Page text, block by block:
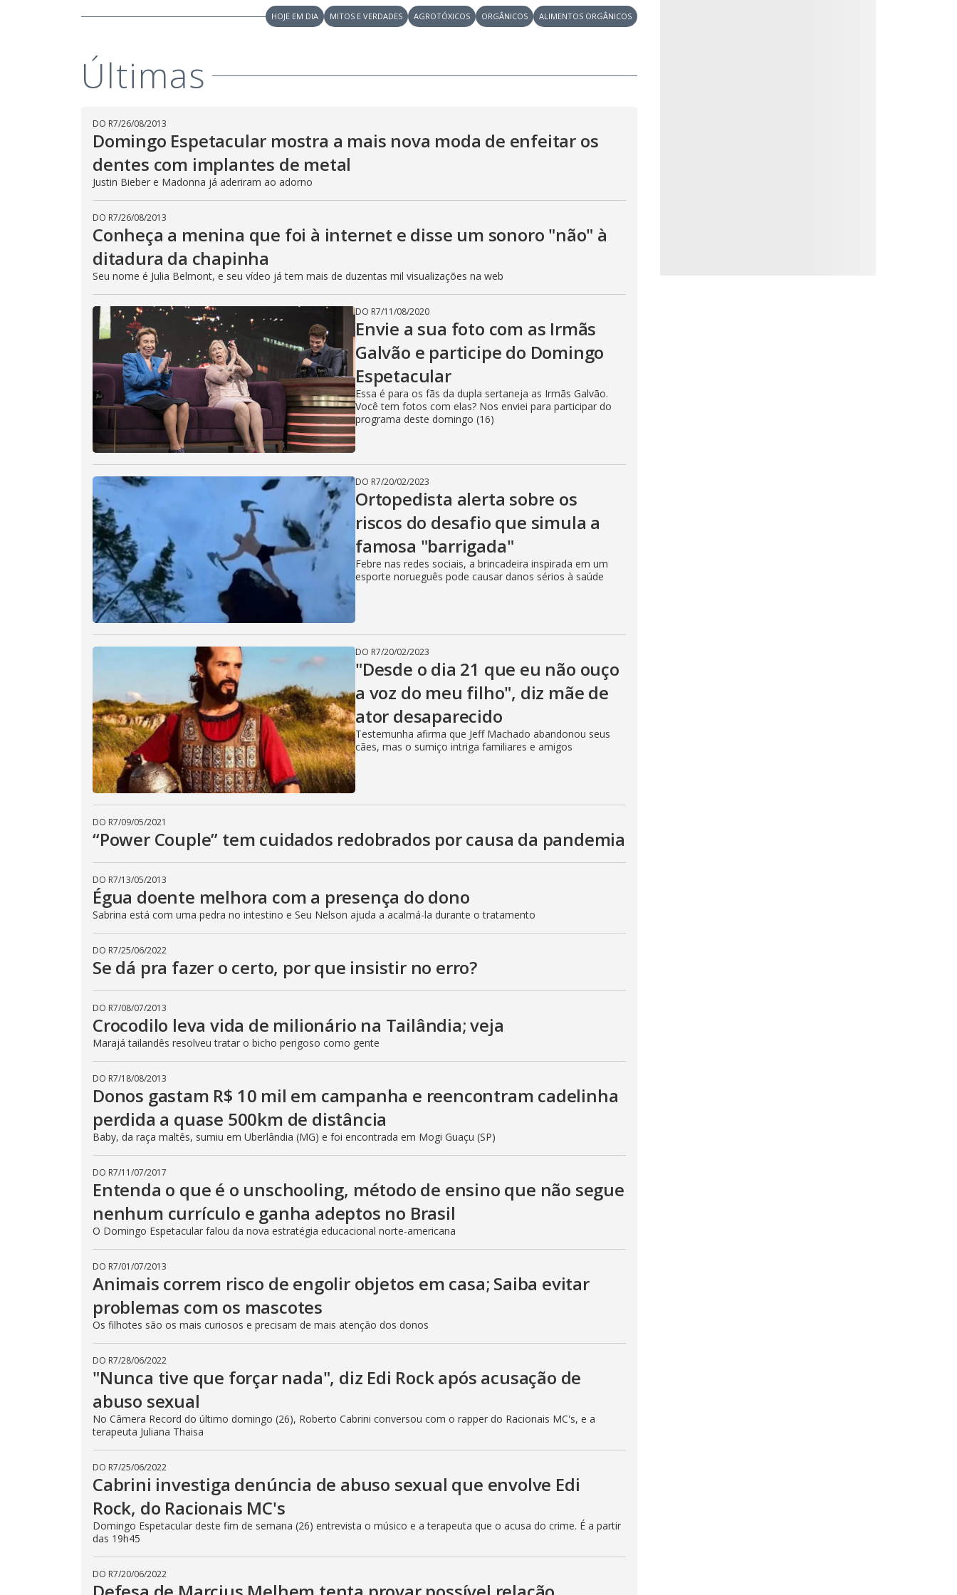
y
V
i
d
e
o
i
m
HOJE EM DIA MITOS E VERDADES AGROTÓXICOS ORGÂNICOS ALIMENTOS ORGÂNICOS
Últimas
DO R7/26/08/2013
Domingo Espetacular mostra a mais nova moda de enfeitar os
dentes com implantes de metal
Justin Bieber e Madonna já aderiram ao adorno
DO R7/26/08/2013
Conheça a menina que foi à internet e disse um sonoro "não" à
ditadura da chapinha
Seu nome é Julia Belmont, e seu vídeo já tem mais de duzentas mil visualizações na web
DO R7/11/08/2020
Envie a sua foto com as Irmãs
Galvão e participe do Domingo
Espetacular
Essa é para os fãs da dupla sertaneja as Irmãs Galvão.
Você tem fotos com elas? Nos enviei para participar do
programa deste domingo (16)
DO R7/20/02/2023
Ortopedista alerta sobre os
riscos do desafio que simula a
famosa "barrigada"
Febre nas redes sociais, a brincadeira inspirada em um
esporte norueguês pode causar danos sérios à saúde
DO R7/20/02/2023
"Desde o dia 21 que eu não ouço
a voz do meu filho", diz mãe de
ator desaparecido
Testemunha afirma que Jeff Machado abandonou seus
cães, mas o sumiço intriga familiares e amigos
DO R7/09/05/2021
“Power Couple” tem cuidados redobrados por causa da pandemia
DO R7/13/05/2013
Égua doente melhora com a presença do dono
Sabrina está com uma pedra no intestino e Seu Nelson ajuda a acalmá-la durante o tratamento
DO R7/25/06/2022
Se dá pra fazer o certo, por que insistir no erro?
DO R7/08/07/2013
Crocodilo leva vida de milionário na Tailândia; veja
Marajá tailandês resolveu tratar o bicho perigoso como gente
DO R7/18/08/2013
Donos gastam R$ 10 mil em campanha e reencontram cadelinha
perdida a quase 500km de distância
Baby, da raça maltês, sumiu em Uberlândia (MG) e foi encontrada em Mogi Guaçu (SP)
DO R7/11/07/2017
Entenda o que é o unschooling, método de ensino que não segue
nenhum currículo e ganha adeptos no Brasil
O Domingo Espetacular falou da nova estratégia educacional norte-americana
DO R7/01/07/2013
Animais correm risco de engolir objetos em casa; Saiba evitar
problemas com os mascotes
Os filhotes são os mais curiosos e precisam de mais atenção dos donos
DO R7/28/06/2022
"Nunca tive que forçar nada", diz Edi Rock após acusação de
abuso sexual
No Câmera Record do último domingo (26), Roberto Cabrini conversou com o rapper do Racionais MC's, e a
terapeuta Juliana Thaisa
DO R7/25/06/2022
Cabrini investiga denúncia de abuso sexual que envolve Edi
Rock, do Racionais MC's
Domingo Espetacular deste fim de semana (26) entrevista o músico e a terapeuta que o acusa do crime. É a partir
das 19h45
DO R7/20/06/2022